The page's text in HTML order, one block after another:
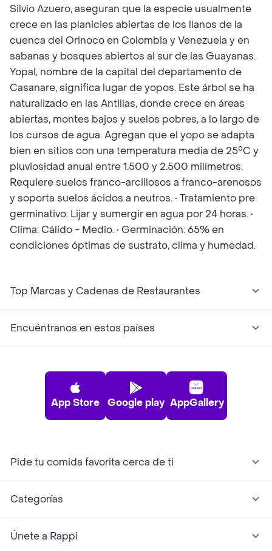
Silvio Azuero, aseguran que la especie usualmente
crece en las planicies abiertas de los llanos de la
cuenca del Orinoco en Colombia y Venezuela y en
sabanas y bosques abiertos al sur de las Guayanas.
Yopal, nombre de la capital del departamento de
Casanare, significa lugar de yopos. Este árbol se ha
naturalizado en las Antillas, donde crece en áreas
abiertas, montes bajos y suelos pobres, a lo largo de
los cursos de agua. Agregan que el yopo se adapta
bien en sitios con una temperatura media de 25°C y
pluviosidad anual entre 1.500 y 2.500 milímetros.
Requiere suelos franco-arcillosos a franco-arenosos
y soporta suelos ácidos a neutros. • Tratamiento pre
germinativo: Lijar y sumergir en agua por 24 horas. •
Clima: Cálido - Medio. • Germinación: 65% en
condiciones óptimas de sustrato, clima y humedad.
Top Marcas y Cadenas de Restaurantes
Encuéntranos en estos países
App Store Google play AppGallery
Pide tu comida favorita cerca de ti
Categorías
Únete a Rappi